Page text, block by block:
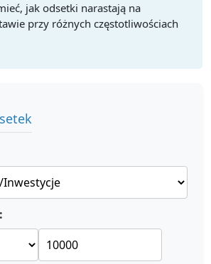
jak odsetki narastają na
przy różnych częstotliwościach